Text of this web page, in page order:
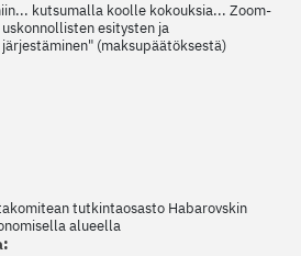
kutsumalla koolle kokouksia... Zoom-
esitysten ja
(maksupäätöksestä)
tutkintaosasto Habarovskin
alueella